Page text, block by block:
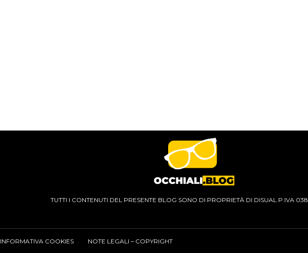
TUTTI I CONTENUTI DEL PRESENTE BLOG SONO DI PROPRIETÀ DI DISUAL P.IVA
INFORMATIVA COOKIES NOTE LEGALI – COPYRIGHT